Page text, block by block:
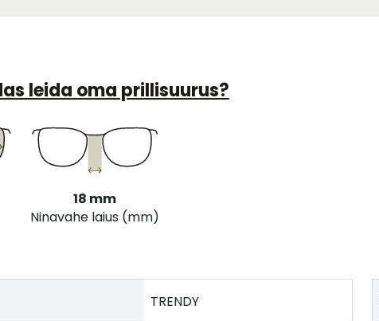
leida oma prillisuurus?
18 mm
Ninavahe laius (mm)
TRENDY